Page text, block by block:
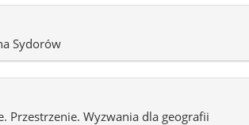
Sydorów
Przestrzenie. Wyzwania dla geografii